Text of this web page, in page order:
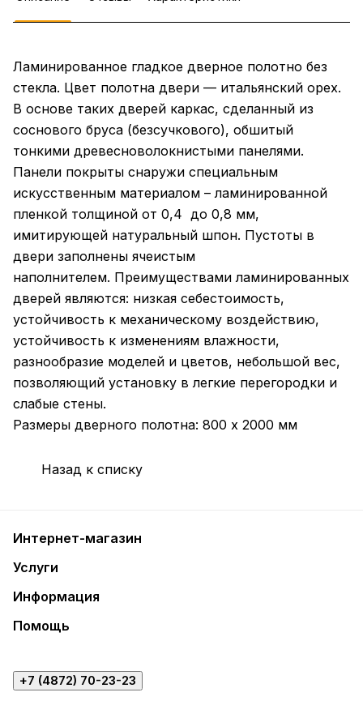
Ламинированное гладкое дверное полотно без
стекла. Цвет полотна двери — итальянский орех.
В основе таких дверей каркас, сделанный из
соснового бруса (безсучкового), обшитый
тонкими древесноволокнистыми панелями.
Панели покрыты снаружи специальным
искусственным материалом – ламинированной
пленкой толщиной от 0,4 до 0,8 мм,
имитирующей натуральный шпон. Пустоты в
двери заполнены ячеистым
наполнителем. Преимуществами ламинированных
дверей являются: низкая себестоимость,
устойчивость к механическому воздействию,
устойчивость к изменениям влажности,
разнообразие моделей и цветов, небольшой вес,
позволяющий установку в легкие перегородки и
слабые стены.
Размеры дверного полотна: 800 х 2000 мм
Назад к списку
Интернет-магазин
Услуги
Информация
Помощь
+7 (4872) 70-23-23